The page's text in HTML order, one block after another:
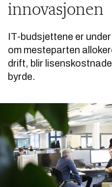
innovasjonen
IT-budsjettene er
om mesteparten
drift, blir
byrde.